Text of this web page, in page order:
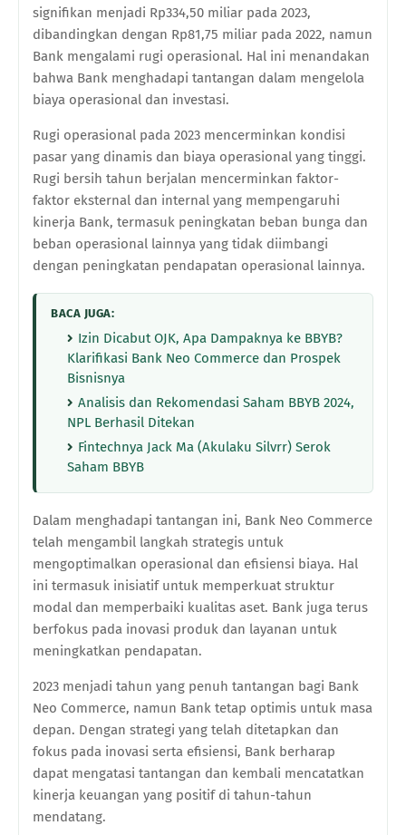
signifikan menjadi Rp334,50 miliar pada 2023,
dibandingkan dengan Rp81,75 miliar pada 2022, namun
Bank mengalami rugi operasional. Hal ini menandakan
bahwa Bank menghadapi tantangan dalam mengelola
biaya operasional dan investasi.
Rugi operasional pada 2023 mencerminkan kondisi
pasar yang dinamis dan biaya operasional yang tinggi.
Rugi bersih tahun berjalan mencerminkan faktor-
faktor eksternal dan internal yang mempengaruhi
kinerja Bank, termasuk peningkatan beban bunga dan
beban operasional lainnya yang tidak diimbangi
dengan peningkatan pendapatan operasional lainnya.
BACA JUGA:
Izin Dicabut OJK, Apa Dampaknya ke BBYB?
Klarifikasi Bank Neo Commerce dan Prospek
Bisnisnya
Analisis dan Rekomendasi Saham BBYB 2024,
NPL Berhasil Ditekan
Fintechnya Jack Ma (Akulaku Silvrr) Serok
Saham BBYB
Dalam menghadapi tantangan ini, Bank Neo Commerce
telah mengambil langkah strategis untuk
mengoptimalkan operasional dan efisiensi biaya. Hal
ini termasuk inisiatif untuk memperkuat struktur
modal dan memperbaiki kualitas aset. Bank juga terus
berfokus pada inovasi produk dan layanan untuk
meningkatkan pendapatan.
2023 menjadi tahun yang penuh tantangan bagi Bank
Neo Commerce, namun Bank tetap optimis untuk masa
depan. Dengan strategi yang telah ditetapkan dan
fokus pada inovasi serta efisiensi, Bank berharap
dapat mengatasi tantangan dan kembali mencatatkan
kinerja keuangan yang positif di tahun-tahun
mendatang.